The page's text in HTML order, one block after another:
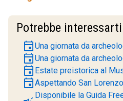
Potrebbe
eventUna giornata da
eventUna giornata da
event Estate preistorica al
eventAspettando San
Disponibile la Guida